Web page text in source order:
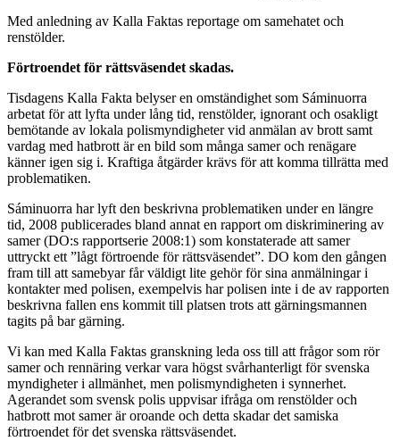
Med anledning av Kalla Faktas reportage om samehatet och
renstölder.
Förtroendet för rättsväsendet skadas.
Tisdagens Kalla Fakta belyser en omständighet som Sáminuorra
arbetat för att lyfta under lång tid, renstölder, ignorant och osakligt
bemötande av lokala polismyndigheter vid anmälan av brott samt
vardag med hatbrott är en bild som många samer och renägare
känner igen sig i. Kraftiga åtgärder krävs för att komma tillrätta med
problematiken.
Sáminuorra har lyft den beskrivna problematiken under en längre
tid, 2008 publicerades bland annat en rapport om diskriminering av
samer (DO:s rapportserie 2008:1) som konstaterade att samer
uttryckt ett ”lågt förtroende för rättsväsendet”. DO kom den gången
fram till att samebyar får väldigt lite gehör för sina anmälningar i
kontakter med polisen, exempelvis har polisen inte i de av rapporten
beskrivna fallen ens kommit till platsen trots att gärningsmannen
tagits på bar gärning.
Vi kan med Kalla Faktas granskning leda oss till att frågor som rör
samer och rennäring verkar vara högst svårhanterligt för svenska
myndigheter i allmänhet, men polismyndigheten i synnerhet.
Agerandet som svensk polis uppvisar ifråga om renstölder och
hatbrott mot samer är oroande och detta skadar det samiska
förtroendet för det svenska rättsväsendet.